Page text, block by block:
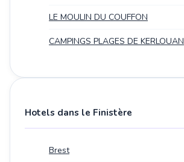
LE MOULIN DU COUFFON
CAMPINGS PLAGES DE KERLOUAN
Hotels dans le Finistère
Brest